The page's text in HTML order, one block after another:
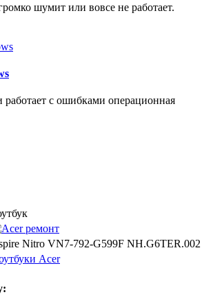
шумит или вовсе не работает.
работает с ошибками операционная
Nitro VN7-792-G599F NH.G6TER.002
Acer